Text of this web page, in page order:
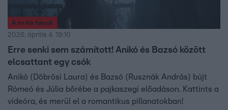
A mi kis falunk
2026. április 4. 19:10
Erre senki sem számított! Anikó és Bazsó között
elcsattant egy csók
Anikó (Döbrösi Laura) és Bazsó (Rusznák András) bújt
Rómeó és Júlia bőrébe a pajkaszegi előadáson. Kattints a
videóra, és merül el a romantikus pillanatokban!